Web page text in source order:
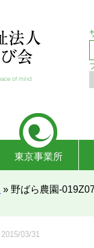
東京事業所
» 野ばら農園-
2015/03/31